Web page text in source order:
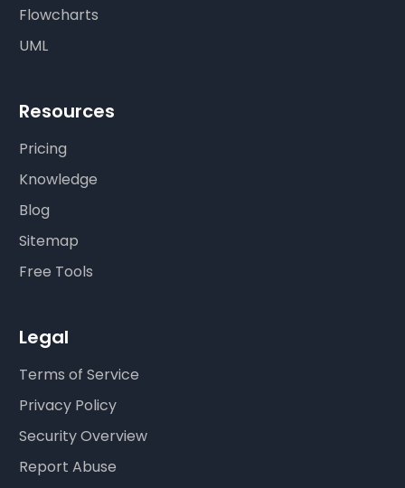
Flowcharts
UML
Resources
Pricing
Knowledge
Blog
Sitemap
Free Tools
Legal
Terms of Service
Privacy Policy
Security Overview
Report Abuse